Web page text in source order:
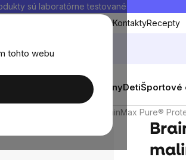
tohto webu
sú laboratórne testované
Doprava a platbaKontaktyRecepty
Muži ŽenyDetiŠportové
BrainMax Pure®